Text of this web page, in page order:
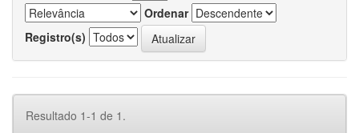
Ordenar
Registro(s)
Resultado 1-1 de 1.